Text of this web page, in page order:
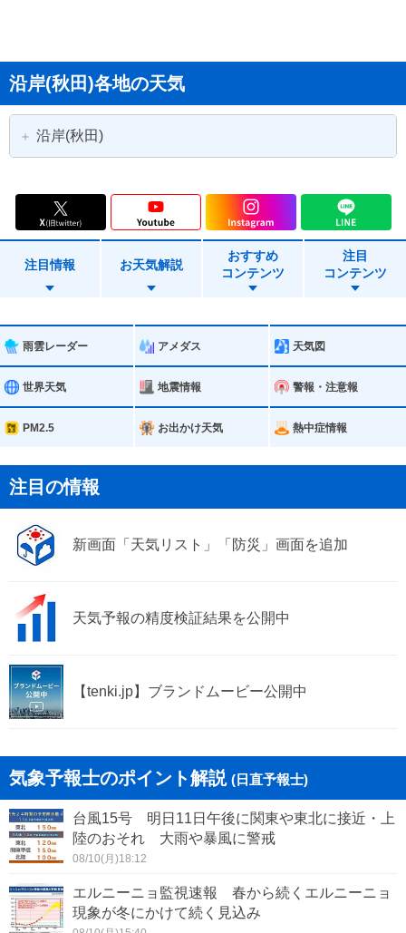
沿岸(秋田)各地の天気
沿岸(秋田)
男鹿市 由利本荘市
潟上市 にかほ市
八峰町
八郎潟町
大潟村
注目情報 お天気解説
おすすめ
コンテンツ
注目
コンテンツ
雨雲レーダー アメダス 天気図
世界天気 地震情報 警報・注意報
PM2.5 お出かけ天気 熱中症情報
注目の情報
新画面「天気リスト」「防災」画面を追加
天気予報の精度検証結果を公開中
【tenki.jp】ブランドムービー公開中
気象予報士のポイント解説 (日直予報士)
台風15号 明日11日午後に関東や東北に接近・上
陸のおそれ 大雨や暴風に警戒
08/10(月)18:12
エルニーニョ監視速報 春から続くエルニーニョ
現象が冬にかけて続く見込み